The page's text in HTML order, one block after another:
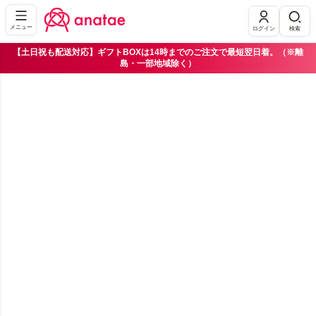
メニュー ログイン 検索
【土日祝も配送対応】ギフトBOXは14時までのご注文で最短翌日着。（※離
島・一部地域除く）